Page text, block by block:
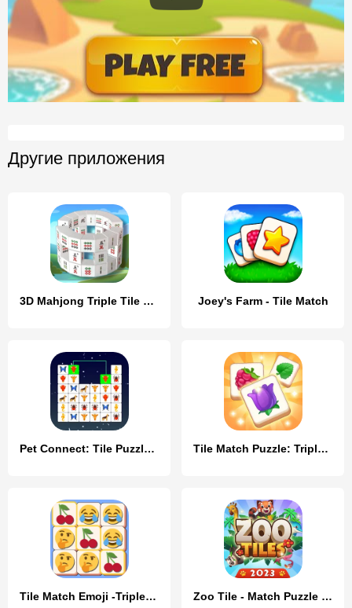
Другие приложения
3D Mahjong Triple Tile Match Joey's Farm - Tile Match
Pet Connect: Tile Puzzle Match Tile Match Puzzle: Triple Game
Tile Match Emoji -Triple Tile Zoo Tile - Match Puzzle Game